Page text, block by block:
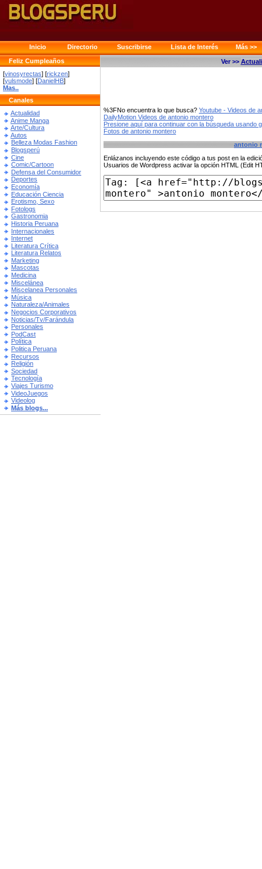
Inicio Directorio Suscribirse Lista de Interés
Más >>
Feliz Cumpleaños
[vinosyrectas] [rickzen]
[yulsmode] [DanielHB]
Mas..
Canales
Actualidad
Anime Manga
Arte/Cultura
Autos
Belleza Modas Fashion
Blogsperú
Cine
Comic/Cartoon
Defensa del Consumidor
Deportes
Economía
Educación Ciencia
Erotismo, Sexo
Fotologs
Gastronomia
Historia Peruana
Internacionales
Internet
Literatura Crítica
Literatura Relatos
Marketing
Mascotas
Medicina
Miscelánea
Miscelanea Personales
Música
Naturaleza/Animales
Negocios Corporativos
Noticias/Tv/Farándula
Personales
PodCast
Política
Politica Peruana
Recursos
Religión
Sociedad
Tecnología
Viajes Turismo
VideoJuegos
Videolog
Más blogs...
Ver >>
%3FNo encuentra lo que busca? Youtube - Videos de
DailyMotion Videos de antonio montero
Presione aquí para continuar con la búsqueda usando
Fotos de antonio montero
antonio
Enlázanos incluyendo este código a tus post en la
Usuarios de Wordpress activar la opción HTML (Edit